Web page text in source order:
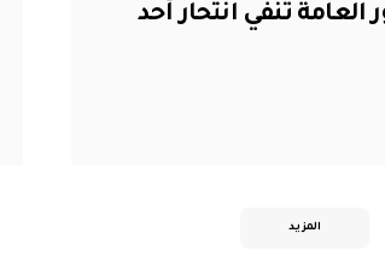
العامة تنفي انتحار أحد
المزيد